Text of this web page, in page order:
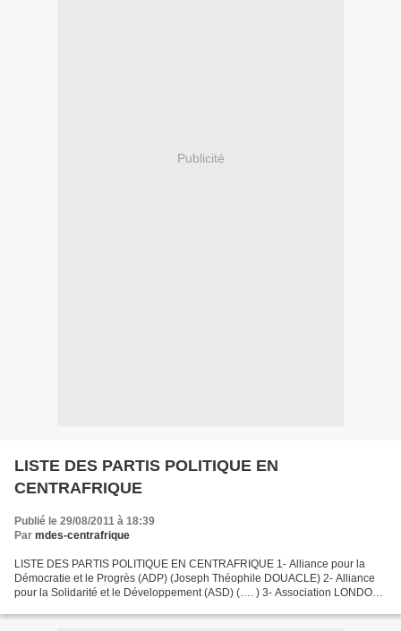
Publicité
LISTE DES PARTIS POLITIQUE EN
CENTRAFRIQUE
Publié le 29/08/2011 à 18:39
Par mdes-centrafrique
LISTE DES PARTIS POLITIQUE EN CENTRAFRIQUE 1- Alliance pour la
Démocratie et le Progrès (ADP) (Joseph Théophile DOUACLE) 2- Alliance
pour la Solidarité et le Développement (ASD) (…. ) 3- Association LONDO